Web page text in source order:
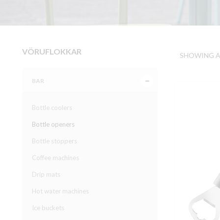
VÖRUFLOKKAR
BAR
Bottle coolers
Bottle openers
Bottle stoppers
Coffee machines
Drip mats
Hot water machines
Ice buckets
SHOWING